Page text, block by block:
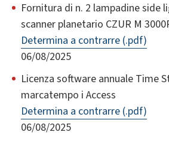
Fornitura di n. 2 lampadine side
scanner planetario CZUR M
Determina a contrarre (.pdf)
06/08/2025
Licenza software annuale Time
marcatempo i Access
Determina a contrarre (.pdf)
06/08/2025